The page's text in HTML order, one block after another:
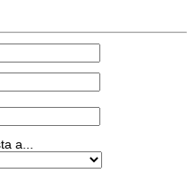
a...